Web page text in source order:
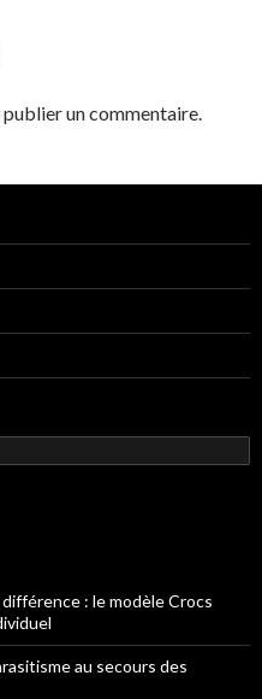
un commentaire.
: le modèle Crocs
au secours des